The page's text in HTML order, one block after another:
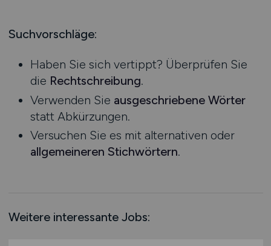
Schienen- / Straßen- / Luft- / Seefracht
Supply Chain Management
Vertrieb / Verkauf / Handel
Zoll / Behörden
Sonstige
Mecklenburg-Vorpommern
Nordrhein-Westfalen
Rheinland-Pfalz
Saarland
Sachsen
Sachsen-Anhalt
Schleswig-Holstein
Schweiz
Suchvorschläge:
Haben Sie sich vertippt? Überprüfen Sie
die Rechtschreibung.
Verwenden Sie ausgeschriebene Wörter
statt Abkürzungen.
Versuchen Sie es mit alternativen oder
allgemeineren Stichwörtern.
Weitere interessante Jobs: